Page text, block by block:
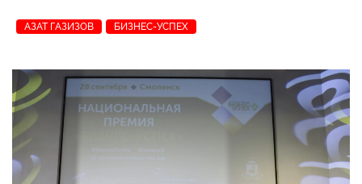
АЗАТ ГАЗИЗОВ БИЗНЕС-УСПЕХ